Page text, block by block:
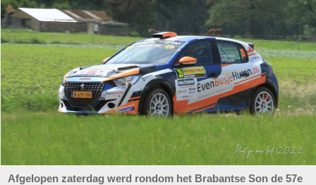
Afgelopen zaterdag werd rondom het Brabantse Son de 57e